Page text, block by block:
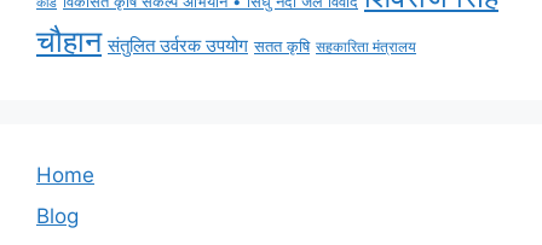
चौहान संतुलित उर्वरक उपयोग सतत कृषि सहकारिता मंत्रालय
Home
Blog